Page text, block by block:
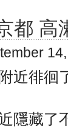
都 高
近徘徊
隱藏了